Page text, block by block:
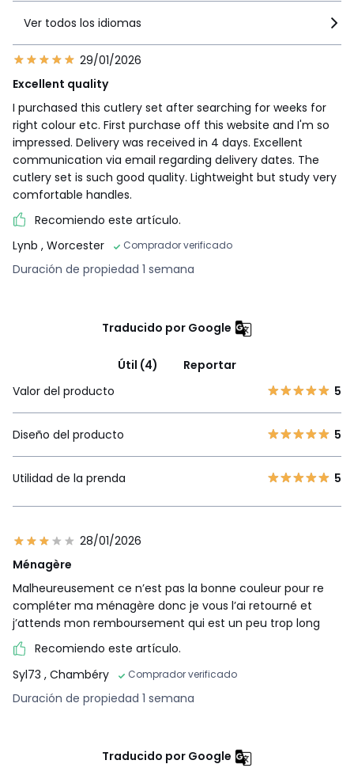
Ver todos los idiomas
29/01/2026
Excellent quality
I purchased this cutlery set after searching for weeks for
right colour etc. First purchase off this website and I'm so
impressed. Delivery was received in 4 days. Excellent
communication via email regarding delivery dates. The
cutlery set is such good quality. Lightweight but study very
comfortable handles.
Recomiendo este artículo.
Lynb , Worcester Comprador verificado
Duración de propiedad 1 semana
Traducido por Google
Útil (4)
Reportar
Valor del producto
5
Diseño del producto 5
Utilidad de la prenda 5
28/01/2026
Ménagère
Malheureusement ce n’est pas la bonne couleur pour re
compléter ma ménagère donc je vous l’ai retourné et
j’attends mon remboursement qui est un peu trop long
Recomiendo este artículo.
Syl73 , Chambéry Comprador verificado
Duración de propiedad 1 semana
Traducido por Google